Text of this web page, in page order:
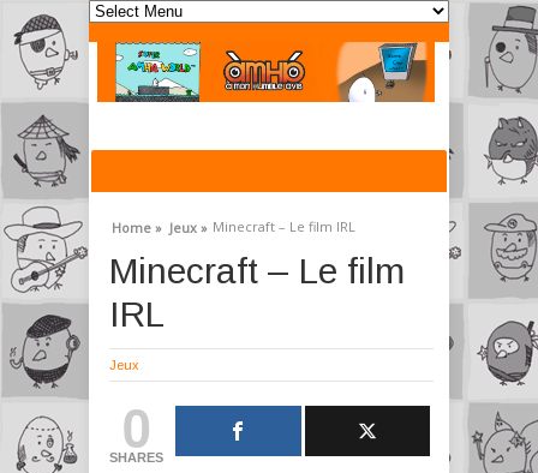
Home » Jeux » Minecraft – Le film IRL
Minecraft – Le film
IRL
Jeux
0
SHARES